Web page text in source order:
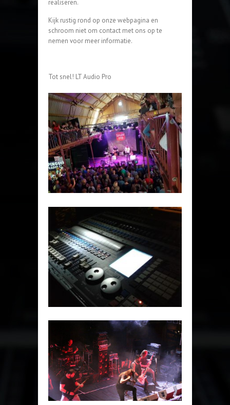
realiseren.
Kijk rustig rond op onze webpagina en
schroom niet om contact met ons op te
nemen voor meer informatie.
Tot snel! LT Audio Pro